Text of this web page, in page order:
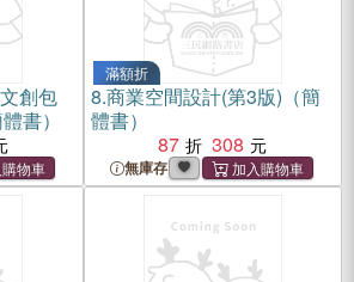
創包
書）
滿額折
8.商業空間設計(第3版)（簡
體書）
87
308
無庫存